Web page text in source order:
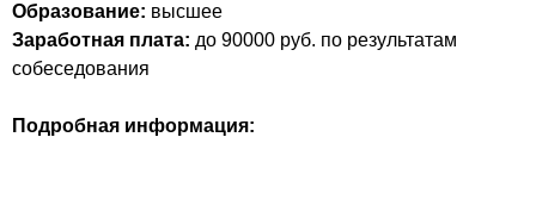
Образование: высшее
Заработная плата: до 90000 руб. по результатам
собеседования
Подробная информация: